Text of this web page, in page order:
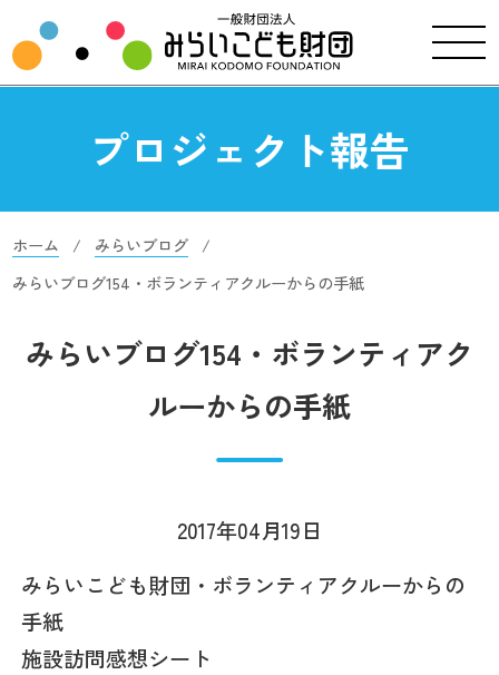
プロジェクト報告
ホーム
みらいブログ
みらいブログ154・ボランティアクルーからの手紙
みらいブログ154・ボランティアク
ルーからの手紙
2017年04月19日
みらいこども財団・ボランティアクルーからの
手紙
施設訪問感想シート